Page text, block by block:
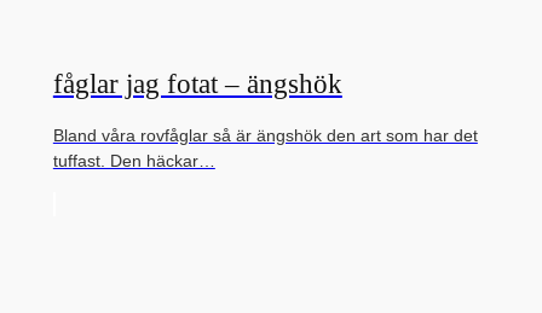
fåglar jag fotat – ängshök
Bland våra rovfåglar så är ängshök den art som har det
tuffast. Den häckar…